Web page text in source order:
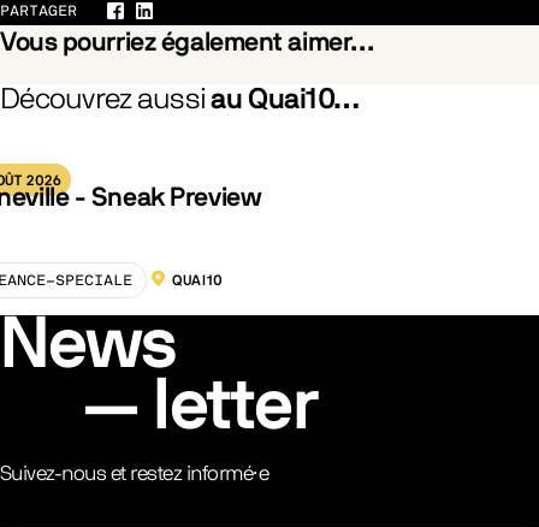
PARTAGER
Facebook
LinkedIn
Vous pourriez également aimer…
Branches Drops the Withered Blossom
Pride
Découvrez aussiau Quai10…
2026
- Sneak Preview
SPECIALE LOCALISATION :
QUAI10
News
letter
Suivez-nous et restez informé·e